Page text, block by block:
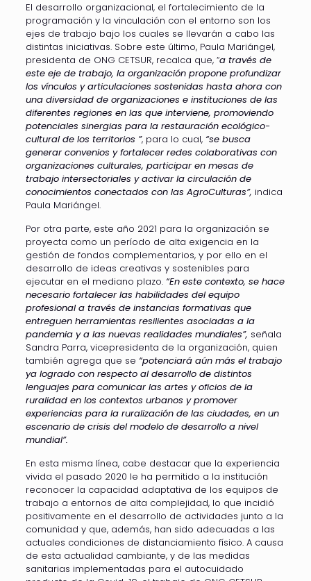
El desarrollo organizacional, el fortalecimiento de la
programación y la vinculación con el entorno son los
ejes de trabajo bajo los cuales se llevarán a cabo las
distintas iniciativas. Sobre este último, Paula Mariángel,
presidenta de ONG CETSUR, recalca que, “a través de
este eje de trabajo, la organización propone profundizar
los vínculos y articulaciones sostenidas hasta ahora con
una diversidad de organizaciones e instituciones de las
diferentes regiones en las que interviene, promoviendo
potenciales sinergias para la restauración ecológico-
cultural de los territorios ”, para lo cual, “se busca
generar convenios y fortalecer redes colaborativas con
organizaciones culturales, participar en mesas de
trabajo intersectoriales y activar la circulación de
conocimientos conectados con las AgroCulturas”, indica
Paula Mariángel.
Por otra parte, este año 2021 para la organización se
proyecta como un período de alta exigencia en la
gestión de fondos complementarios, y por ello en el
desarrollo de ideas creativas y sostenibles para
ejecutar en el mediano plazo. “En este contexto, se hace
necesario fortalecer las habilidades del equipo
profesional a través de instancias formativas que
entreguen herramientas resilientes asociadas a la
pandemia y a las nuevas realidades mundiales”, señala
Sandra Parra, vicepresidenta de la organización, quien
también agrega que se “potenciará aún más el trabajo
ya logrado con respecto al desarrollo de distintos
lenguajes para comunicar las artes y oficios de la
ruralidad en los contextos urbanos y promover
experiencias para la ruralización de las ciudades, en un
escenario de crisis del modelo de desarrollo a nivel
mundial”.
En esta misma línea, cabe destacar que la experiencia
vivida el pasado 2020 le ha permitido a la institución
reconocer la capacidad adaptativa de los equipos de
trabajo a entornos de alta complejidad, lo que incidió
positivamente en el desarrollo de actividades junto a la
comunidad y que, además, han sido adecuadas a las
actuales condiciones de distanciamiento físico. A causa
de esta actualidad cambiante, y de las medidas
sanitarias implementadas para el autocuidado